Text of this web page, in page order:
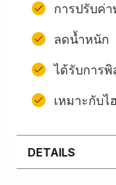
การปรับค่
ลดน้ำหนัก
ได้รับการ
เหมาะกับ
DETAILS